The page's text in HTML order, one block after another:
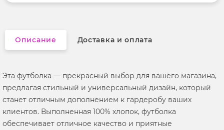
Вырез горловины округлый
Описание Доставка и оплата
Эта футболка — прекрасный выбор для вашего магазина,
предлагая стильный и универсальный дизайн, который
станет отличным дополнением к гардеробу ваших
клиентов. Выполненная 100% хлопок, футболка
обеспечивает отличное качество и приятные